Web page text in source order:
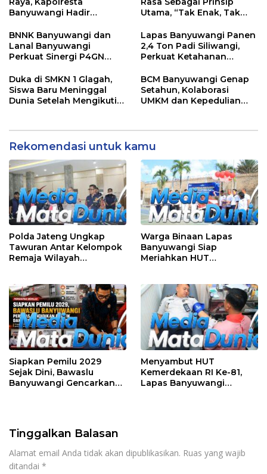
Banyuwangi Hadir
dan Keselamatan
Masyarakat
Utama, “Tak Enak, Tak
BNNK Banyuwangi dan
Lanal Banyuwangi
Perkuat Sinergi P4GN
Lapas Banyuwangi Panen
2,4 Ton Padi Siliwangi,
Perkuat Ketahanan
Duka di SMKN 1 Glagah,
Siswa Baru Meninggal
Dunia Setelah Mengikuti
BCM Banyuwangi Genap
Setahun, Kolaborasi
UMKM dan Kepedulian
Rekomendasi untuk kamu
Polda Jateng Ungkap
Tawuran Antar Kelompok
Remaja Wilayah
Warga Binaan Lapas
Banyuwangi Siap
Meriahkan HUT
Perlombaan
Siapkan Pemilu 2029
Sejak Dini, Bawaslu
Banyuwangi Gencarkan
Menyambut HUT
Kemerdekaan RI Ke-81,
Lapas Banyuwangi
Tinggalkan Balasan
Alamat email Anda tidak akan dipublikasikan. Ruas yang wajib
ditandai *